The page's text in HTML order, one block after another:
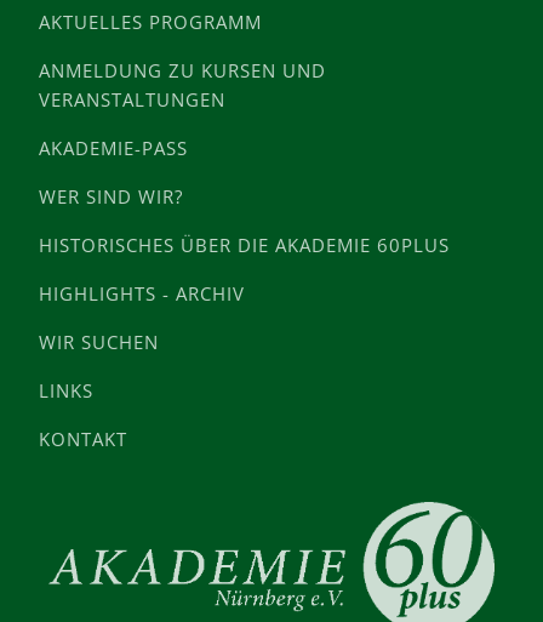
AKTUELLES PROGRAMM
ANMELDUNG ZU KURSEN UND
VERANSTALTUNGEN
AKADEMIE-PASS
WER SIND WIR?
HISTORISCHES ÜBER DIE AKADEMIE 60PLUS
HIGHLIGHTS - ARCHIV
WIR SUCHEN
LINKS
KONTAKT